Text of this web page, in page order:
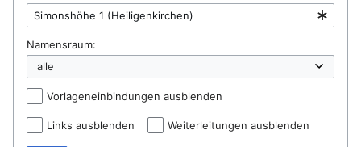
Namensraum:
Vorlageneinbindungen ausblenden
Links ausblenden Weiterleitungen ausblenden